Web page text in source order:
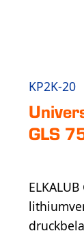
KP2K-20
GLS